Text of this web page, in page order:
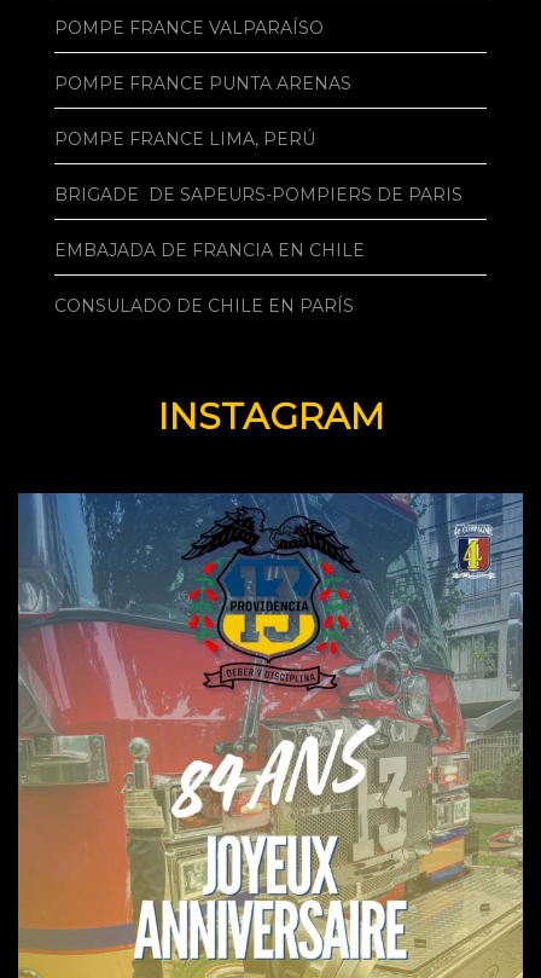
POMPE FRANCE VALPARAÍSO
POMPE FRANCE PUNTA ARENAS
POMPE FRANCE LIMA, PERÚ
BRIGADE DE SAPEURS-POMPIERS DE PARIS
EMBAJADA DE FRANCIA EN CHILE
CONSULADO DE CHILE EN PARÍS
INSTAGRAM